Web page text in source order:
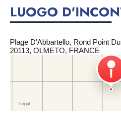
LUOGO
Plage D'Abbartello, Rond Point
20113, OLMETO, FRANCE